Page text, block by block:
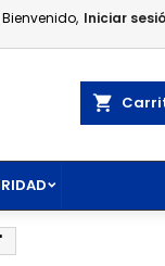
Bienvenido, Iniciar